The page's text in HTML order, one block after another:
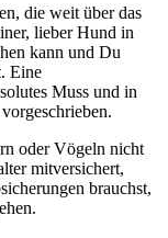
die weit über das
lieber Hund in
kann und Du
Eine
Muss und in
oder Vögeln nicht
mitversichert,
brauchst,